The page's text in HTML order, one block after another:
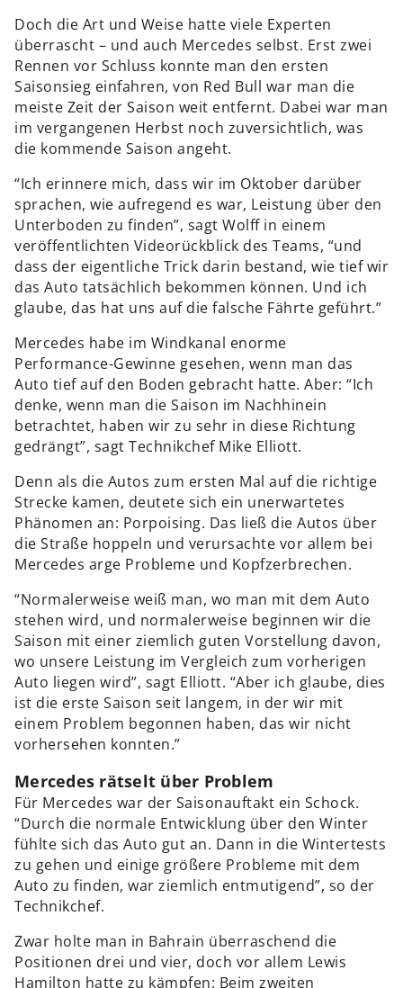
Doch die Art und Weise hatte viele Experten
überrascht – und auch Mercedes selbst. Erst zwei
Rennen vor Schluss konnte man den ersten
Saisonsieg einfahren, von Red Bull war man die
meiste Zeit der Saison weit entfernt. Dabei war man
im vergangenen Herbst noch zuversichtlich, was
die kommende Saison angeht.
“Ich erinnere mich, dass wir im Oktober darüber
sprachen, wie aufregend es war, Leistung über den
Unterboden zu finden”, sagt Wolff in einem
veröffentlichten Videorückblick des Teams, “und
dass der eigentliche Trick darin bestand, wie tief wir
das Auto tatsächlich bekommen können. Und ich
glaube, das hat uns auf die falsche Fährte geführt.”
Mercedes habe im Windkanal enorme
Performance-Gewinne gesehen, wenn man das
Auto tief auf den Boden gebracht hatte. Aber: “Ich
denke, wenn man die Saison im Nachhinein
betrachtet, haben wir zu sehr in diese Richtung
gedrängt”, sagt Technikchef Mike Elliott.
Denn als die Autos zum ersten Mal auf die richtige
Strecke kamen, deutete sich ein unerwartetes
Phänomen an: Porpoising. Das ließ die Autos über
die Straße hoppeln und verursachte vor allem bei
Mercedes arge Probleme und Kopfzerbrechen.
“Normalerweise weiß man, wo man mit dem Auto
stehen wird, und normalerweise beginnen wir die
Saison mit einer ziemlich guten Vorstellung davon,
wo unsere Leistung im Vergleich zum vorherigen
Auto liegen wird”, sagt Elliott. “Aber ich glaube, dies
ist die erste Saison seit langem, in der wir mit
einem Problem begonnen haben, das wir nicht
vorhersehen konnten.”
Mercedes rätselt über Problem
Für Mercedes war der Saisonauftakt ein Schock.
“Durch die normale Entwicklung über den Winter
fühlte sich das Auto gut an. Dann in die Wintertests
zu gehen und einige größere Probleme mit dem
Auto zu finden, war ziemlich entmutigend”, so der
Technikchef.
Zwar holte man in Bahrain überraschend die
Positionen drei und vier, doch vor allem Lewis
Hamilton hatte zu kämpfen: Beim zweiten